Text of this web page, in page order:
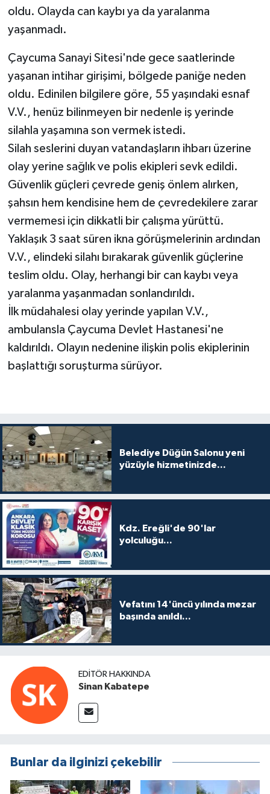
oldu. Olayda can kaybı ya da yaralanma
yaşanmadı.
Çaycuma Sanayi Sitesi'nde gece saatlerinde
yaşanan intihar girişimi, bölgede paniğe neden
oldu. Edinilen bilgilere göre, 55 yaşındaki esnaf
V.V., henüz bilinmeyen bir nedenle iş yerinde
silahla yaşamına son vermek istedi.
Silah seslerini duyan vatandaşların ihbarı üzerine
olay yerine sağlık ve polis ekipleri sevk edildi.
Güvenlik güçleri çevrede geniş önlem alırken,
şahsın hem kendisine hem de çevredekilere zarar
vermemesi için dikkatli bir çalışma yürüttü.
Yaklaşık 3 saat süren ikna görüşmelerinin ardından
V.V., elindeki silahı bırakarak güvenlik güçlerine
teslim oldu. Olay, herhangi bir can kaybı veya
yaralanma yaşanmadan sonlandırıldı.
İlk müdahalesi olay yerinde yapılan V.V.,
ambulansla Çaycuma Devlet Hastanesi'ne
kaldırıldı. Olayın nedenine ilişkin polis ekiplerinin
başlattığı soruşturma sürüyor.
Belediye Düğün Salonu yeni
yüzüyle hizmetinizde...
Kdz. Ereğli'de 90'lar
yolculuğu...
Vefatını 14'üncü yılında mezar
başında anıldı...
EDITÖR HAKKINDA
Sinan Kabatepe
Bunlar da ilginizi çekebilir